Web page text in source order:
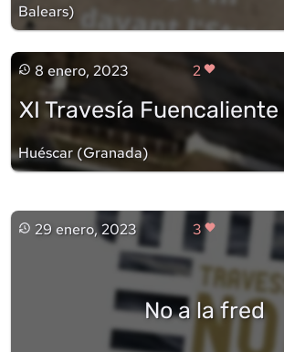
Balears)
8 enero, 2023 2
XI Travesía
Huéscar(Granada)
29 enero, 2023 3
No a la fred